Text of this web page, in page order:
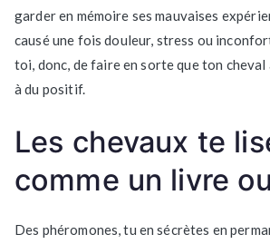
garder en mémoire ses mauvaises
causé une fois douleur, stress ou
toi, donc, de faire en sorte que ton cheval
à du positif.
Les chevaux te
comme un livre
Des phéromones, tu en sécrètes en